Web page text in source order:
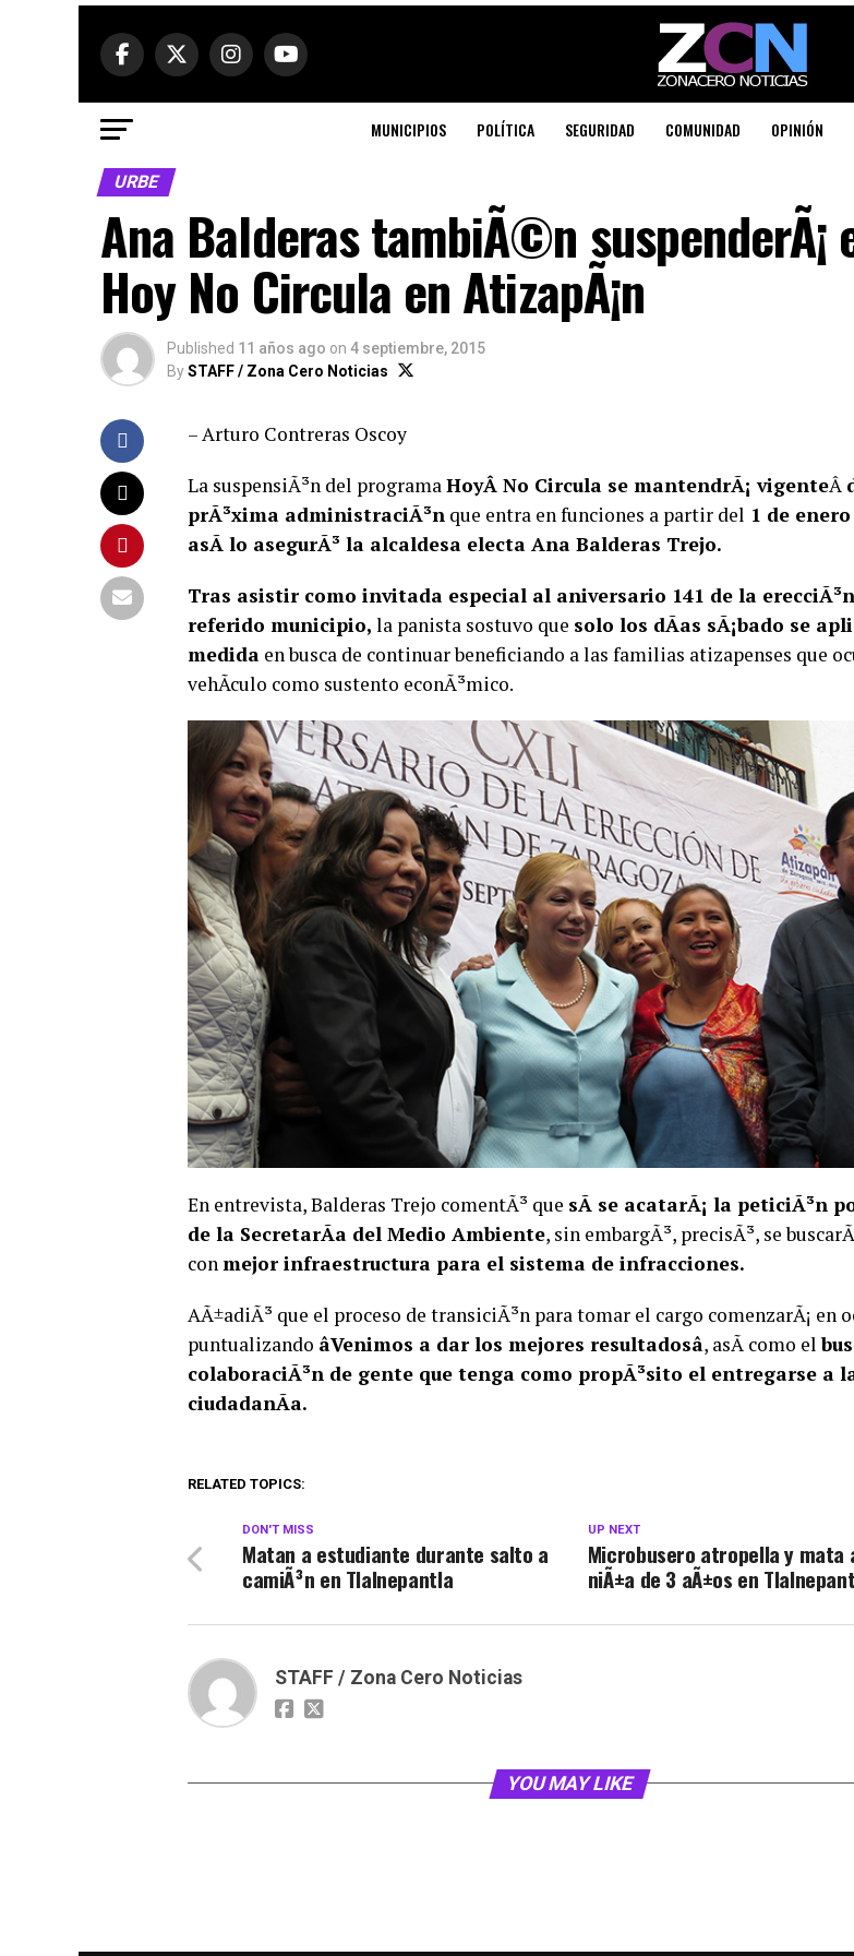
MUNICIPIOS POLÍTICA SEGURIDAD COMUNIDAD OPINIÓN
URBE
Ana Balderas tambiÃ©n suspenderÃ¡
Hoy No Circula en AtizapÃ¡n
Published 11 años ago on 4 septiembre, 2015
BySTAFF / Zona Cero Noticias
– Arturo Contreras Oscoy
La suspensiÃ³n del programaHoyÂ No Circula se mantendrÃ¡ vigenteÂ
prÃ³xima administraciÃ³n que entra en funciones a partir del 1 de
asÃ­ lo asegurÃ³ la alcaldesa electa Ana Balderas Trejo.
Tras asistir como invitada especial al aniversario 141 de la
referido municipio, la panista sostuvo que solo los dÃ­as sÃ¡bado se
medida en busca de continuar beneficiando a las familias atizapenses que
vehÃ­culo como sustento econÃ³mico.
En entrevista, Balderas Trejo comentÃ³ que sÃ­ se acatarÃ¡ la peticiÃ³n
de la SecretarÃ­a del Medio Ambiente, sin embargÃ³, precisÃ³, se
con mejor infraestructura para el sistema de infracciones.
AÃ±adiÃ³ que el proceso de transiciÃ³n para tomar el cargo comenzarÃ¡ en
puntualizando âVenimos a dar los mejores resultadosâ, asÃ­ como el
colaboraciÃ³n de gente que tenga como propÃ³sito el entregarse a
ciudadanÃ­a.
RELATED TOPICS:
UP NEXT
Microbusero atropella y mata
niÃ±a de 3 aÃ±os en
DON'T MISS
Matan a estudiante durante salto a
camiÃ³n en Tlalnepantla
STAFF / Zona Cero Noticias
YOU MAY LIKE